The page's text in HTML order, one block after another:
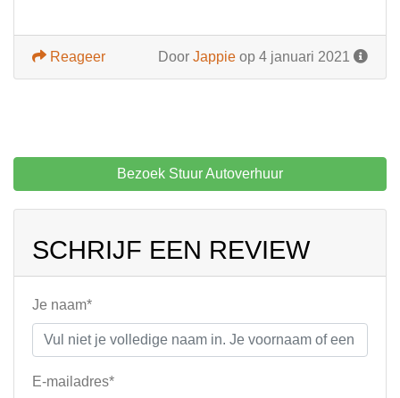
Door Jappie op 4 januari 2021
Reageer
Bezoek Stuur Autoverhuur
SCHRIJF EEN REVIEW
Je naam*
E-mailadres*